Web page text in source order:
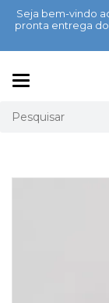
Seja bem-vindo
pronta entrega